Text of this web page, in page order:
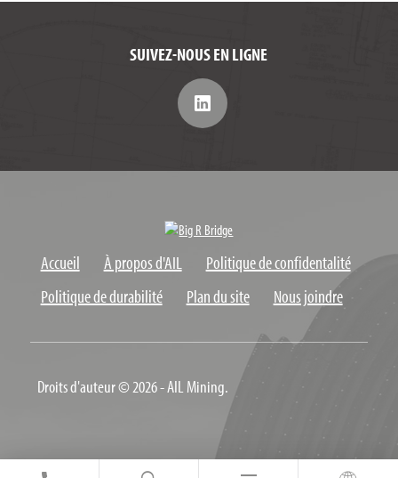
SUIVEZ-NOUS EN LIGNE
Accueil À propos d'AIL
Politique de confidentalité
Politique de durabilité
Plan du site Nous joindre
Droits d'auteur © 2026 - AIL Mining.